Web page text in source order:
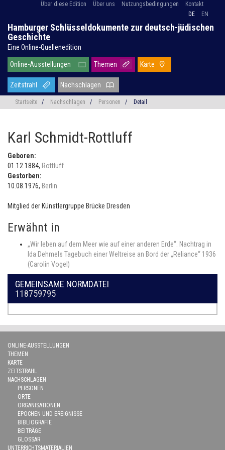
Über diese Edition Über uns Nutzungsbedingungen
Kontakt
DE
EN
Hamburger Schlüsseldokumente zur deutsch-jüdischen
Geschichte
Eine Online-Quellenedition
Online-Ausstellungen Themen Karte
Zeitstrahl Nachschlagen
Startseite / Nachschlagen / Personen / Detail
Karl Schmidt-Rottluff
Geboren:
01.12.1884, Rottluff
Gestorben:
10.08.1976, Berlin
Mitglied der Künstlergruppe Brücke Dresden
Erwähnt in
„Wir leben auf dem Meer wie auf einer anderen Erde“. Nachtrag in
Ida Dehmels Tagebuch einer Weltreise an Bord der „Reliance“ 1936
(Carolin Vogel)
GEMEINSAME NORMDATEI
118759795
ONLINE-AUSSTELLUNGEN
THEMEN
KARTE
ZEITSTRAHL
NACHSCHLAGEN
PERSONEN
ORTE
ORGANISATIONEN
EPOCHEN UND EREIGNISSE
BIBLIOGRAFIE
BEITRÄGE
GLOSSAR
UNTERRICHTSMATERIALIEN